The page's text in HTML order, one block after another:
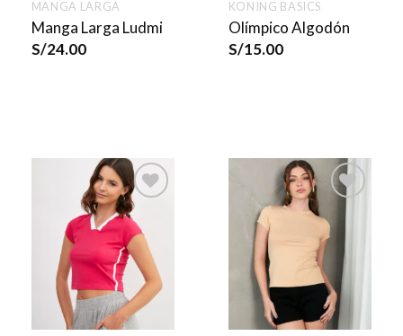
MANGA LARGA
Manga Larga Ludmi
S/24.00
KONING BASICS
Olímpico Algodón
S/15.00